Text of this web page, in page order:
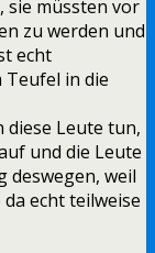
sie müssten vor
zu werden und
echt
in die
Leute tun,
und die Leute
weil
echt teilweise